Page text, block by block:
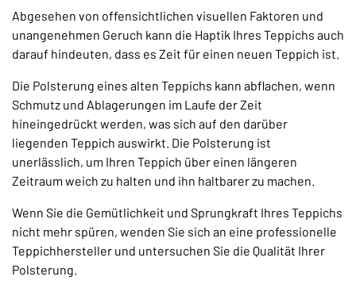
Abgesehen von offensichtlichen visuellen Faktoren und
unangenehmen Geruch kann die Haptik Ihres Teppichs auch
darauf hindeuten, dass es Zeit für einen neuen Teppich ist.
Die Polsterung eines alten Teppichs kann abflachen, wenn
Schmutz und Ablagerungen im Laufe der Zeit
hineingedrückt werden, was sich auf den darüber
liegenden Teppich auswirkt. Die Polsterung ist
unerlässlich, um Ihren Teppich über einen längeren
Zeitraum weich zu halten und ihn haltbarer zu machen.
Wenn Sie die Gemütlichkeit und Sprungkraft Ihres Teppichs
nicht mehr spüren, wenden Sie sich an eine professionelle
Teppichhersteller und untersuchen Sie die Qualität Ihrer
Polsterung.